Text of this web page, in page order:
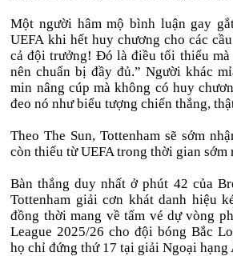
Một người hâm mộ bình luận gay
UEFA khi hết huy chương cho các
cả đội trưởng! Đó là điều tối thiểu mà
nên chuẩn bị đầy đủ.” Người khác
min nâng cúp mà không có huy
đeo nó như biểu tượng chiến thắng,
Theo The Sun, Tottenham sẽ sớm
còn thiếu từ UEFA trong thời gian sớm
Bàn thắng duy nhất ở phút 42 của
Tottenham giải cơn khát danh hiệu
đồng thời mang về tấm vé dự vòng
League 2025/26 cho đội bóng Bắc
họ chỉ đứng thứ 17 tại giải Ngoại hạng